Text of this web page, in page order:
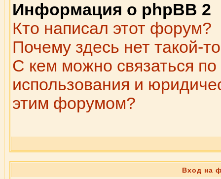
Информация о phpBB 2
Кто написал этот форум?
Почему здесь нет такой-
С кем можно связаться по
использования и
этим форумом?
Вход на